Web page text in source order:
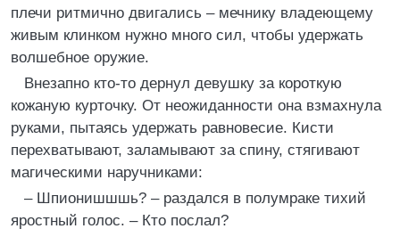
плечи ритмично двигались – мечнику владеющему
живым клинком нужно много сил, чтобы удержать
волшебное оружие.
Внезапно кто-то дернул девушку за короткую
кожаную курточку. От неожиданности она взмахнула
руками, пытаясь удержать равновесие. Кисти
перехватывают, заламывают за спину, стягивают
магическими наручниками:
– Шпионишшшь? – раздался в полумраке тихий
яростный голос. – Кто послал?